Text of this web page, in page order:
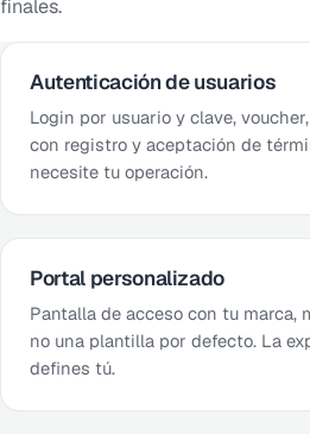
finales.
Autenticación de usuarios
Login por usuario y clave,
con registro y aceptación de
necesite tu operación.
Portal personalizado
Pantalla de acceso con tu marca,
no una plantilla por defecto. La
defines tú.